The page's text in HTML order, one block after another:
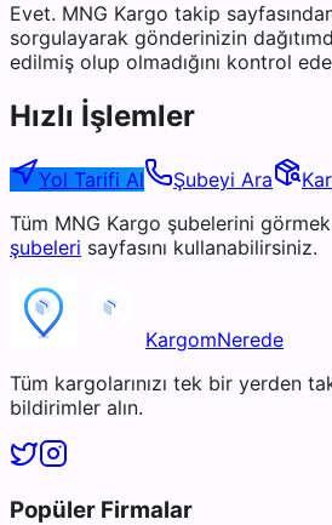
Evet. MNG Kargo takip
sorgulayarak gönderinizin
edilmiş olup olmadığını kontrol
Hızlı İşlemler
Yol Tarifi Al Şubeyi Ara
Tüm MNG Kargo şubelerini
şubeleri sayfasını kullanabilirsiniz.
KargomNerede
Tüm kargolarınızı tek bir yerden
bildirimler alın.
Popüler Firmalar